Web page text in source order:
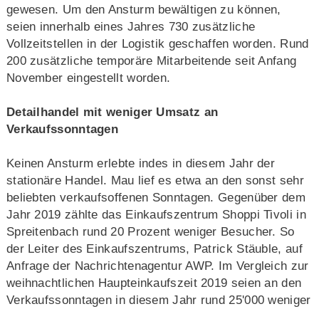
gewesen. Um den Ansturm bewältigen zu können,
seien innerhalb eines Jahres 730 zusätzliche
Vollzeitstellen in der Logistik geschaffen worden. Rund
200 zusätzliche temporäre Mitarbeitende seit Anfang
November eingestellt worden.
Detailhandel mit weniger Umsatz an
Verkaufssonntagen
Keinen Ansturm erlebte indes in diesem Jahr der
stationäre Handel. Mau lief es etwa an den sonst sehr
beliebten verkaufsoffenen Sonntagen. Gegenüber dem
Jahr 2019 zählte das Einkaufszentrum Shoppi Tivoli in
Spreitenbach rund 20 Prozent weniger Besucher. So
der Leiter des Einkaufszentrums, Patrick Stäuble, auf
Anfrage der Nachrichtenagentur AWP. Im Vergleich zur
weihnachtlichen Haupteinkaufszeit 2019 seien an den
Verkaufssonntagen in diesem Jahr rund 25'000 weniger